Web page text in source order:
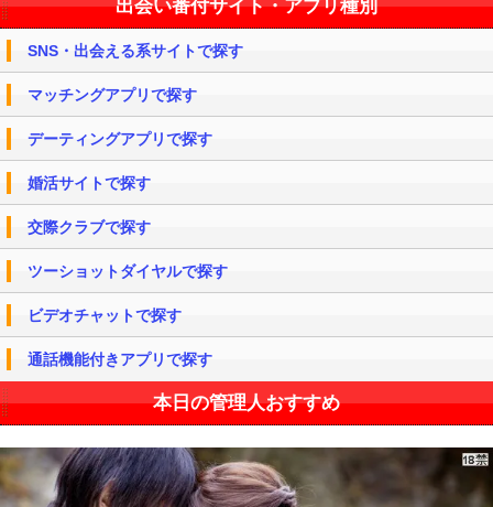
出会い番付サイト・アプリ種別
SNS・出会える系サイトで探す
マッチングアプリで探す
デーティングアプリで探す
婚活サイトで探す
交際クラブで探す
ツーショットダイヤルで探す
ビデオチャットで探す
通話機能付きアプリで探す
本日の管理人おすすめ